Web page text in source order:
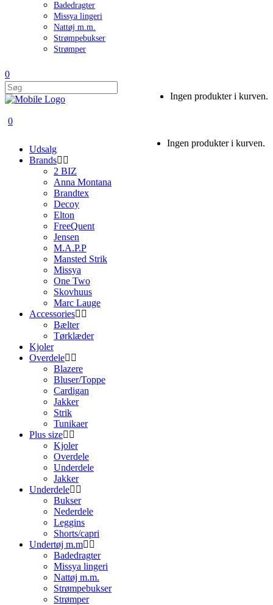
Badedragter
Missya lingeri
Nattøj m.m.
Strømpebukser
Strømper
0
Ingen produkter i kurven.
0
Ingen produkter i kurven.
Udsalg
Brands
2 BIZ
Anna Montana
Brandtex
Decoy
Elton
FreeQuent
Jensen
M.A.P.P
Mansted Strik
Missya
One Two
Skovhuus
Marc Lauge
Accessories
Bælter
Tørklæder
Kjoler
Overdele
Blazere
Bluser/Toppe
Cardigan
Jakker
Strik
Tunikaer
Plus size
Kjoler
Overdele
Underdele
Jakker
Underdele
Bukser
Nederdele
Leggins
Shorts/capri
Undertøj m.m
Badedragter
Missya lingeri
Nattøj m.m.
Strømpebukser
Strømper